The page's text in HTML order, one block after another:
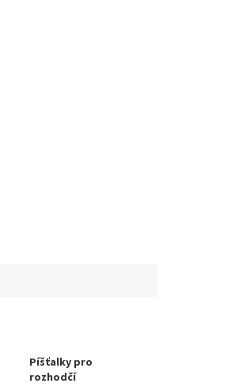
Píšťalky pro
rozhodčí